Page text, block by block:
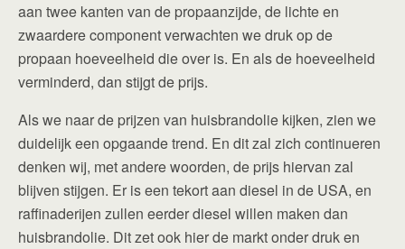
aan twee kanten van de propaanzijde, de lichte en
zwaardere component verwachten we druk op de
propaan hoeveelheid die over is. En als de hoeveelheid
verminderd, dan stijgt de prijs.
Als we naar de prijzen van huisbrandolie kijken, zien we
duidelijk een opgaande trend. En dit zal zich continueren
denken wij, met andere woorden, de prijs hiervan zal
blijven stijgen. Er is een tekort aan diesel in de USA, en
raffinaderijen zullen eerder diesel willen maken dan
huisbrandolie. Dit zet ook hier de markt onder druk en